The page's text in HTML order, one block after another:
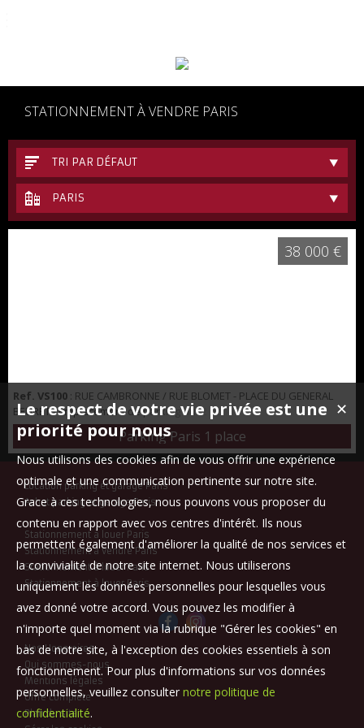
STATIONNEMENT À VENDRE PARIS
TRI PAR DÉFAUT
PARIS
Ref. VS100 : RUE CAMBRONNE / RUE BLOMET - PLACE DU GENERAL
BEURET - Emplacement de parking au -2 accès rampe facile.
Parking Paris 1 place
38 000 €
Location parking et garage Paris
Achat parking et garage Paris
Stationnement à louer Paris
Stationnement à vendre Paris
Stationnement à louer Paris
Stationnement à louer Paris
Nos Honoraires
Qui sommes-nous
Mentions légales
Offre complète
Plan du site
✕
Le respect de votre vie privée est une
priorité pour nous
Nous utilisons des cookies afin de vous offrir une expérience
optimale et une communication pertinente sur notre site.
Grace à ces technologies, nous pouvons vous proposer du
contenu en rapport avec vos centres d'intérêt. Ils nous
permettent également d'améliorer la qualité de nos services et
la convivialité de notre site internet. Nous utiliserons
uniquement les données personnelles pour lesquelles vous
avez donné votre accord. Vous pouvez les modifier à
n'importe quel moment via la rubrique "Gérer les cookies" en
bas de notre site, à l'exception des cookies essentiels à son
fonctionnement. Pour plus d'informations sur vos données
personnelles, veuillez consulter notre politique de
confidentialité.